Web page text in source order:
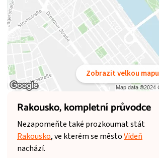
Zobrazit velkou mapu
Rakousko,kompletní průvodce
Nezapomeňte také prozkoumat stát
Rakousko, ve kterém se městoVídeň
nachází.